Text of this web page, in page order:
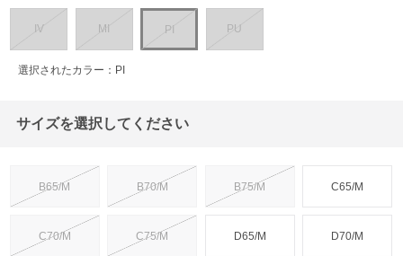
IV MI PI PU
選択されたカラー：PI
サイズを選択してください
B65/M B70/M B75/M C65/M
C70/M C75/M D65/M D70/M